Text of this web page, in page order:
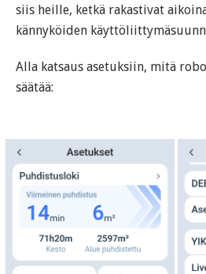
siis heille, ketkä rakastivat
kännyköiden
Alla katsaus asetuksiin, mitä
säätää: